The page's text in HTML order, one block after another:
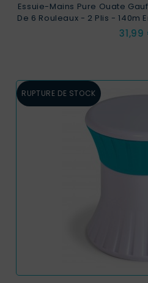
Essuie-Mains Pure Ouate
De 6 Rouleaux - 2 Plis - 140m
Prix
31,99
RUPTURE DE STOCK